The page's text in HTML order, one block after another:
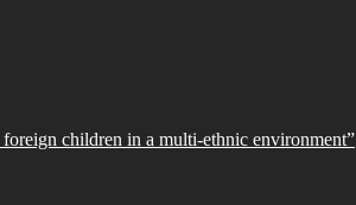
children in a multi-ethnic environment”